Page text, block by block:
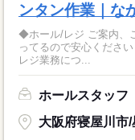
ンタン作業｜な
◆ホール/レジ ご案内、ご提供、片
ってるので安心ください
レジ業務につ...
ホールスタッフ
大阪府寝屋川市/